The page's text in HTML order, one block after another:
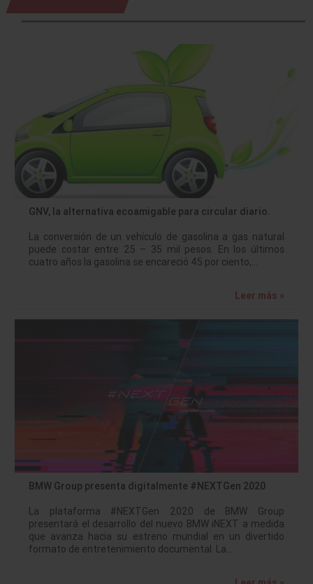
GNV, la alternativa ecoamigable para circular diario.
La conversión de un vehículo de gasolina a gas natural
puede costar entre 25 – 35 mil pesos. En los últimos
cuatro años la gasolina se encareció 45 por ciento,…
Leer más »
BMW Group presenta digitalmente #NEXTGen 2020
La plataforma #NEXTGen 2020 de BMW Group
presentará el desarrollo del nuevo BMW iNEXT a medida
que avanza hacia su estreno mundial en un divertido
formato de entretenimiento documental. La…